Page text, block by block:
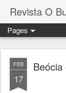
Revista O
Pages
FEB
17